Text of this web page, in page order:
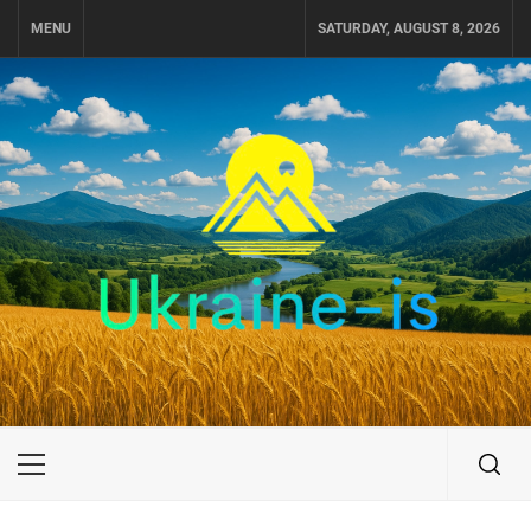
MENU SATURDAY, AUGUST 8, 2026
UKRAINE-IS
ПУТЕШЕСТВИЕ ПО УКРАИНЕ
Primary